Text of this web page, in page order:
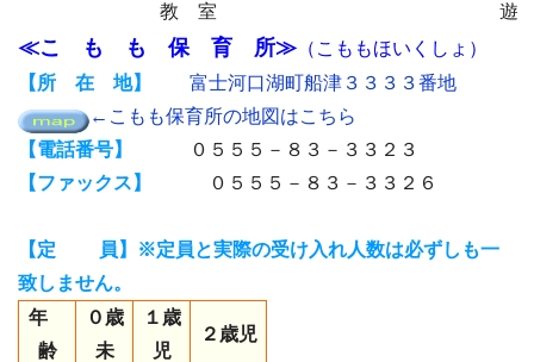
教 室 遊
≪こ も も 保 育 所≫ （こももほいくしょ）
【所 在 地】
富士河口湖町船津３３３３番地
←こもも保育所の地図はこちら
【電話番号】
０５５５－８３－３３２３
【ファックス】
０５５５－８３－３３２６
【定 員】※定員と実際の受け入れ人数は必ずしも一
致しません。
年
齢
０歳
未
１歳
児
２歳児